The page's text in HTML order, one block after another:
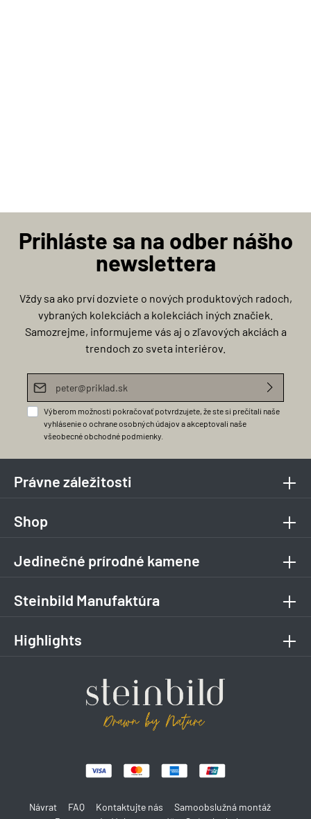
Prihláste sa na odber nášho
newslettera
Vždy sa ako prví dozviete o nových produktových radoch,
vybraných kolekciách a kolekciách iných značiek.
Samozrejme, informujeme vás aj o zľavových akciách a
trendoch zo sveta interiérov.
E-mailová adresa*
Výberom možnosti pokračovať potvrdzujete, že ste si prečítali naše
vyhlásenie o ochrane osobných údajova akceptovali naše
všeobecné obchodné podmienky
Právne záležitosti
Shop
Jedinečné prírodné kamene
Steinbild Manufaktúra
Highlights
Návrat FAQ Kontaktujte nás
Samoobslužná montáž